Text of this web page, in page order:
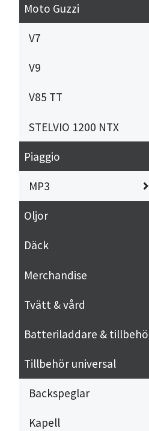
Moto Guzzi
V7
V9
V85 TT
STELVIO 1200 NTX
Piaggio
MP3
Oljor
Däck
Merchandise
Tvätt & vård
Batteriladdare &
Tillbehör universal
Backspeglar
Kapell